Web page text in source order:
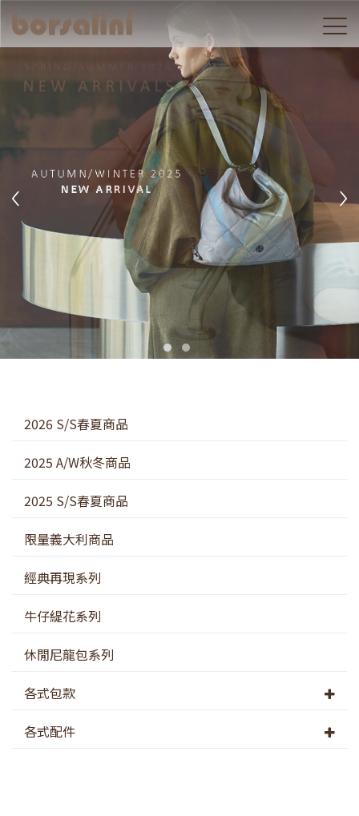
2026 S/S春夏商品
2025 A/W秋冬商品
2025 S/S春夏商品
限量義大利商品
經典再現系列
牛仔緹花系列
休閒尼龍包系列
各式包款
各式配件